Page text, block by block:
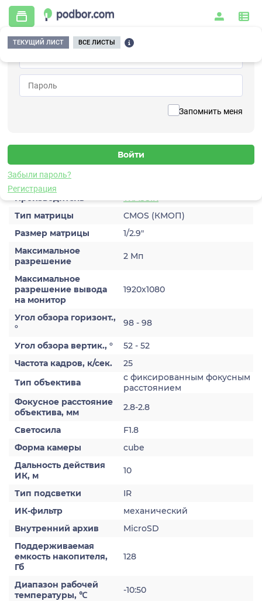
Запомнить меня
Забыли пароль?
Регистрация
ТЕКУЩИЙ ЛИСТ ВСЕ ЛИСТЫ
Главная / Видеонаблюдение / Видеокамеры / IP / TRASSIR TR-W2C1 v2 2.8
Вернуться к списку
Видеокамера IP
Характеристики
Производитель
TRASSIR
Тип матрицы
CMOS (КМОП)
Размер матрицы
1/2.9″
Максимальное
разрешение
2 Мп
Максимальное
разрешение вывода
на монитор
1920x1080
Угол обзора горизонт.,
°
98 - 98
Угол обзора вертик., °
52 - 52
Частота кадров, к/сек.
25
Тип объектива
с фиксированным фокусным
расстоянием
Фокусное расстояние
объектива, мм
2.8-2.8
Светосила
F1.8
Форма камеры
cube
Дальность действия
ИК, м
10
Тип подсветки
IR
ИК-фильтр
механический
Внутренний архив
MicroSD
Поддерживаемая
емкость накопителя,
Гб
128
Диапазон рабочей
температуры, ℃
-10:50